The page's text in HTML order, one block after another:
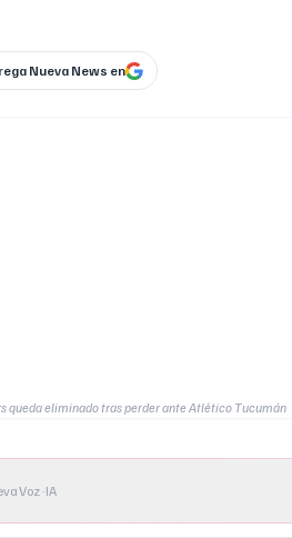
Nueva News en
queda eliminado tras perder ante Atlético Tucumán
Voz · IA